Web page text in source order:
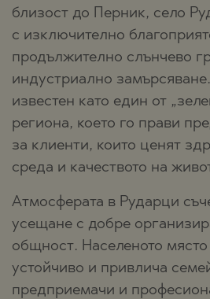
близост до Перник, село
с изключително
продължително слънчево
индустриално
известен като един от
региона, което го прави
за клиенти, които ценят
среда и качеството на
Атмосферата в Рударци
усещане с добре
общност. Населеното място
устойчиво и привлича
предприемачи и